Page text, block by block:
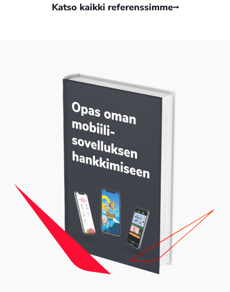
Katso kaikki referenssimme